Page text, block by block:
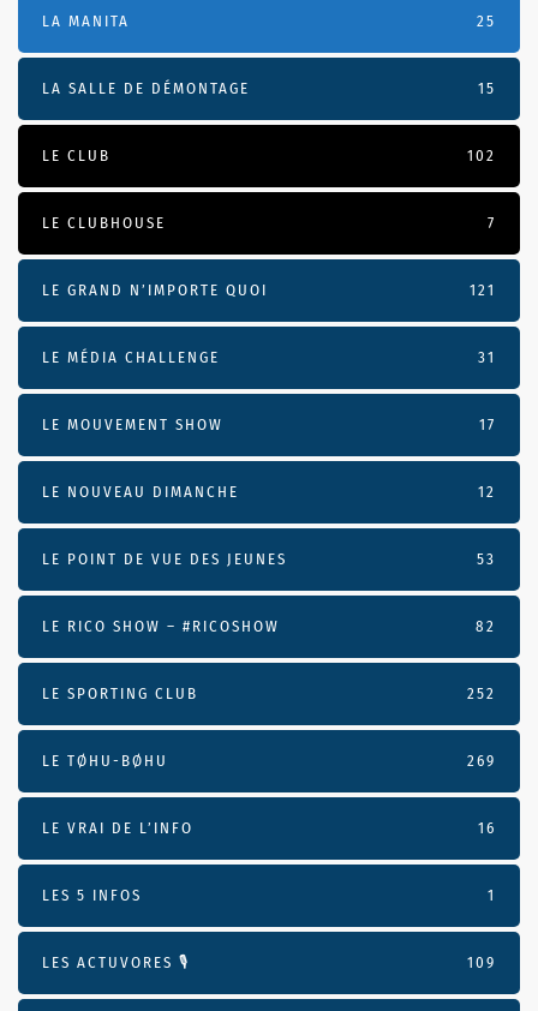
LA MANITA 25
LA SALLE DE DÉMONTAGE 15
LE CLUB 102
LE CLUBHOUSE 7
LE GRAND N’IMPORTE QUOI 121
LE MÉDIA CHALLENGE 31
LE MOUVEMENT SHOW 17
LE NOUVEAU DIMANCHE 12
LE POINT DE VUE DES JEUNES 53
LE RICO SHOW – #RICOSHOW 82
LE SPORTING CLUB 252
LE TØHU-BØHU 269
LE VRAI DE L’INFO 16
LES 5 INFOS 1
LES ACTUVORES 🎙 109